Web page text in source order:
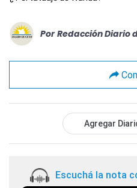
Por Redacción Diario
Agregar
Escuchá la nota